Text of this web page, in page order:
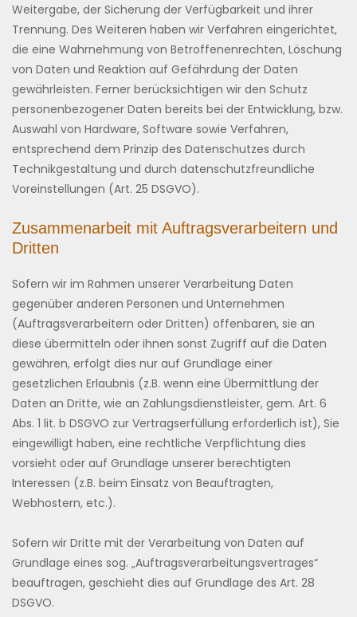
Weitergabe, der Sicherung der Verfügbarkeit und ihrer
Trennung. Des Weiteren haben wir Verfahren eingerichtet,
die eine Wahrnehmung von Betroffenenrechten, Löschung
von Daten und Reaktion auf Gefährdung der Daten
gewährleisten. Ferner berücksichtigen wir den Schutz
personenbezogener Daten bereits bei der Entwicklung, bzw.
Auswahl von Hardware, Software sowie Verfahren,
entsprechend dem Prinzip des Datenschutzes durch
Technikgestaltung und durch datenschutzfreundliche
Voreinstellungen (Art. 25 DSGVO).
Zusammenarbeit mit Auftragsverarbeitern und
Dritten
Sofern wir im Rahmen unserer Verarbeitung Daten
gegenüber anderen Personen und Unternehmen
(Auftragsverarbeitern oder Dritten) offenbaren, sie an
diese übermitteln oder ihnen sonst Zugriff auf die Daten
gewähren, erfolgt dies nur auf Grundlage einer
gesetzlichen Erlaubnis (z.B. wenn eine Übermittlung der
Daten an Dritte, wie an Zahlungsdienstleister, gem. Art. 6
Abs. 1 lit. b DSGVO zur Vertragserfüllung erforderlich ist), Sie
eingewilligt haben, eine rechtliche Verpflichtung dies
vorsieht oder auf Grundlage unserer berechtigten
Interessen (z.B. beim Einsatz von Beauftragten,
Webhostern, etc.).
Sofern wir Dritte mit der Verarbeitung von Daten auf
Grundlage eines sog. „Auftragsverarbeitungsvertrages“
beauftragen, geschieht dies auf Grundlage des Art. 28
DSGVO.